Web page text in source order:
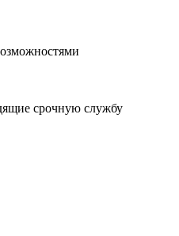
срочную службу